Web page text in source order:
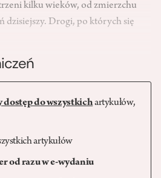
kilku wieków, od zmierzchu
dzisiejszy. Drogi, po których się
do wszystkichartykułów,
artykułów
od razu w e-wydaniu